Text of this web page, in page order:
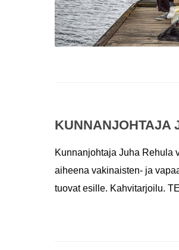
KUNNANJOHTAJA
Kunnanjohtaja Juha Rehula
aiheena vakinaisten- ja
tuovat esille. Kahvitarjoilu.